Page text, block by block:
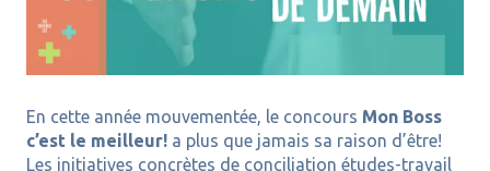
En cette année mouvementée, le concours Mon Boss
c’est le meilleur!a plus que jamais sa raison d’être!
Les initiatives concrètes de conciliation études-travail